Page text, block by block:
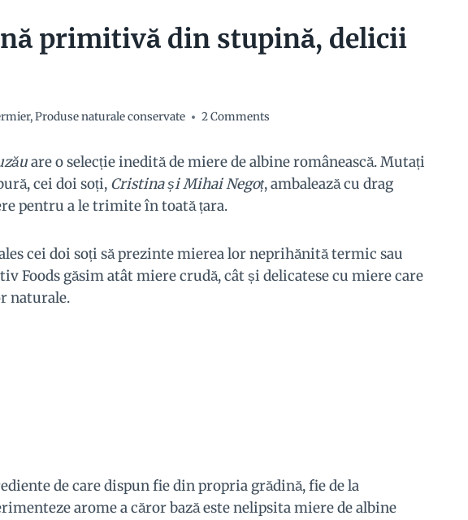
primitivă din stupină, delicii
,Produse naturale conservate 2 Comments
are o selecție inedită de miere de albine românească. Mutați
cei doi soți, Cristina și Mihai Negoț, ambalează cu drag
pentru a le trimite în toată țara.
cei doi soți să prezinte mierea lor neprihănită termic sau
Foods găsim atât miere crudă, cât și delicatese cu miere care
naturale.
de care dispun fie din propria grădină, fie de la
arome a căror bază este nelipsita miere de albine